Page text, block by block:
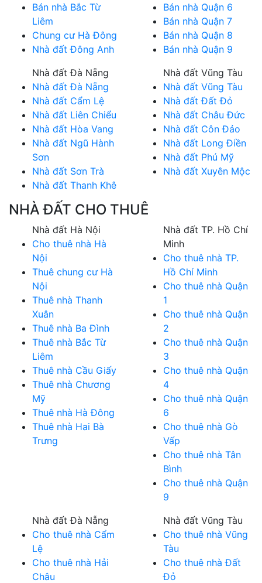
Bán nhà Bắc Từ
Liêm
Chung cư Hà Đông
Nhà đất Đông Anh
Bán nhà Quận 6
Bán nhà Quận 7
Bán nhà Quận 8
Bán nhà Quận 9
Nhà đất Đà Nẵng
Nhà đất Đà Nẵng
Nhà đất Cẩm Lệ
Nhà đất Liên Chiểu
Nhà đất Hòa Vang
Nhà đất Ngũ Hành
Sơn
Nhà đất Sơn Trà
Nhà đất Thanh Khê
Nhà đất Vũng Tàu
Nhà đất Vũng Tàu
Nhà đất Đất Đỏ
Nhà đất Châu Đức
Nhà đất Côn Đảo
Nhà đất Long Điền
Nhà đất Phú Mỹ
Nhà đất Xuyên Mộc
NHÀ ĐẤT CHO THUÊ
Nhà đất Hà Nội
Cho thuê nhà Hà
Nội
Thuê chung cư Hà
Nội
Thuê nhà Thanh
Xuân
Thuê nhà Ba Đình
Thuê nhà Bắc Từ
Liêm
Thuê nhà Cầu Giấy
Thuê nhà Chương
Mỹ
Thuê nhà Hà Đông
Thuê nhà Hai Bà
Trưng
Nhà đất TP. Hồ Chí
Minh
Cho thuê nhà TP.
Hồ Chí Minh
Cho thuê nhà Quận
1
Cho thuê nhà Quận
2
Cho thuê nhà Quận
3
Cho thuê nhà Quận
4
Cho thuê nhà Quận
6
Cho thuê nhà Gò
Vấp
Cho thuê nhà Tân
Bình
Cho thuê nhà Quận
9
Nhà đất Đà Nẵng
Cho thuê nhà Cẩm
Lệ
Cho thuê nhà Hải
Châu
Nhà đất Vũng Tàu
Cho thuê nhà Vũng
Tàu
Cho thuê nhà Đất
Đỏ